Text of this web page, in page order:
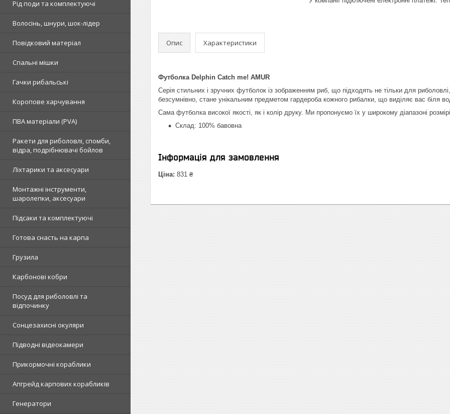
Рід поди та комплектуючі
Волосінь, шнури, шок-лідер
Повідковий матеріал
Спальні мішки
Гачки рибальські
Коропове харчування
ПВА матеріали (PVA)
Ракети для риболовлі, спомби,
відра, подрібнювачі бойлов
Ліхтарики та аксесуари
Монтажні інструменти,
шаролепки, аксесуари
Підсаки та комплектуючі
Готова снасть на карпа
Грузила
Карбонові кобри
Посуд для риболовлі та
відпочинку
Сонцезахисні окуляри
Підводні відеокамери
Прикормочні кораблики
Апгрейд карпових корабликів
Генератори
Опис Характеристики
Футболка Delphin Catch me! AMUR
Серія стильних і зручних футболок із зображенням риб, що підходять не тільки для
безсумнівно, стане унікальним предметом гардероба кожного рибалки, що виділяє вас біля
Сама футболка високої якості, як і колір друку. Ми пропонуємо їх у широкому діапазоні
Склад: 100% бавовна
Інформація для замовлення
Ціна: 831 ₴